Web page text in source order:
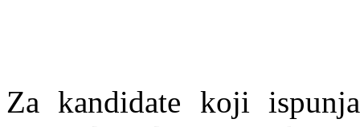
Za kandidate koji